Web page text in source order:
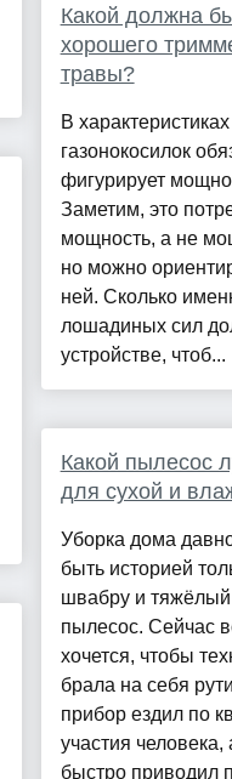
Какой должна
хорошего
травы?
В
газонокосилок
фигурирует
Заметим, это
мощность, а не
но можно
ней. Сколько
лошадиных сил
устройстве, чтоб...
Какой пылесос
для сухой и
Уборка дома
быть историей
швабру и
пылесос. Сейчас
хочется, чтобы
брала на себя
прибор ездил по
участия человека,
быстро приводил